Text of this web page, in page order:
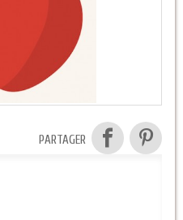
PARTAGER